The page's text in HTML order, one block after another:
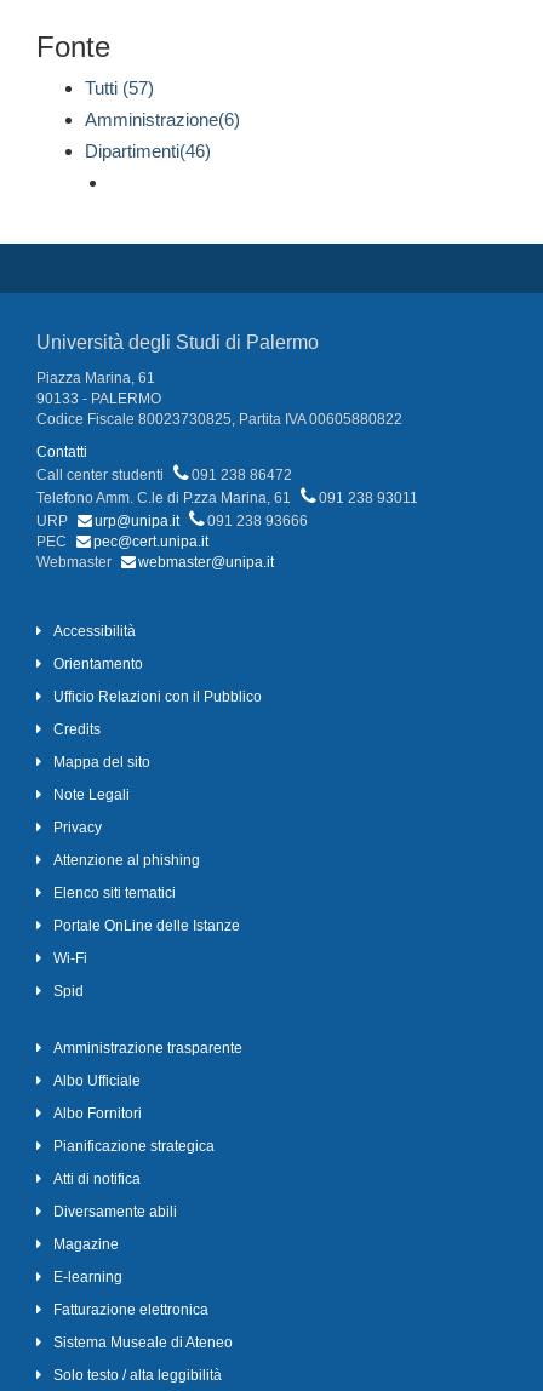
Fonte
Tutti (57)
Amministrazione(6)
Dipartimenti(46)
Università degli Studi di Palermo
Piazza Marina, 61
90133 - PALERMO
Codice Fiscale 80023730825, Partita IVA 00605880822
Contatti
Call center studenti
091 238 86472
Telefono Amm. C.le di P.zza Marina, 61
091 238 93011
URP
urp@unipa.it
091 238 93666
PEC
pec@cert.unipa.it
Webmaster
webmaster@unipa.it
Accessibilità
Orientamento
Ufficio Relazioni con il Pubblico
Credits
Mappa del sito
Note Legali
Privacy
Attenzione al phishing
Elenco siti tematici
Portale OnLine delle Istanze
Wi-Fi
Spid
Amministrazione trasparente
Albo Ufficiale
Albo Fornitori
Pianificazione strategica
Atti di notifica
Diversamente abili
Magazine
E-learning
Fatturazione elettronica
Sistema Museale di Ateneo
Solo testo / alta leggibilità